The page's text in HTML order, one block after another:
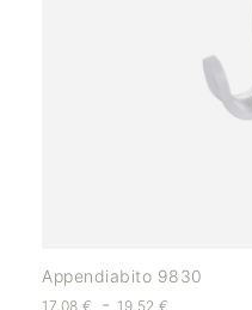
Appendiabito 9830
17,08 € - 19,52€